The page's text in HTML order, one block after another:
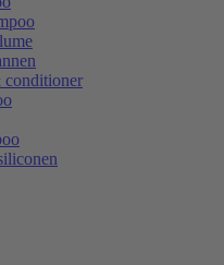
conditioner